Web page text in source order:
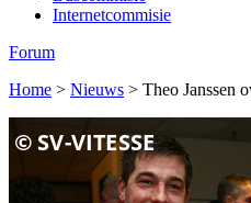
Internetcommisie
Forum
Home > Nieuws > Theo Janssen